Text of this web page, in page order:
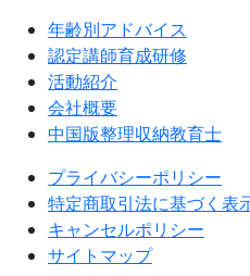
年齢別アドバイス
認定講師育成研修
活動紹介
会社概要
中国版整理収納教育士
プライバシーポリシー
特定商取引法に基づく表
キャンセルポリシー
サイトマップ